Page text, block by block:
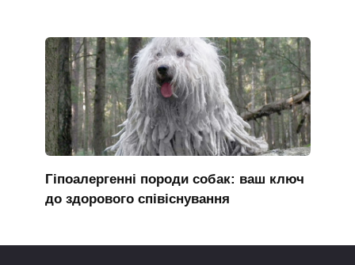
Гіпоалергенні породи собак: ваш ключ
до здорового співіснування